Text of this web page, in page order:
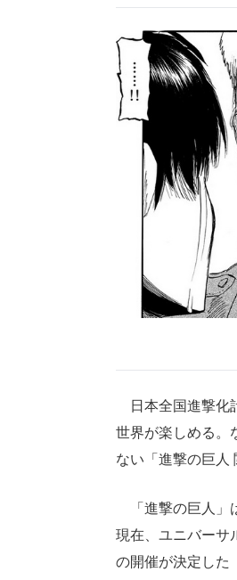
日本全国進撃化
世界が楽しめる。
ない「進撃の巨人
「進撃の巨人」
現在、ユニバーサ
の開催が決定した